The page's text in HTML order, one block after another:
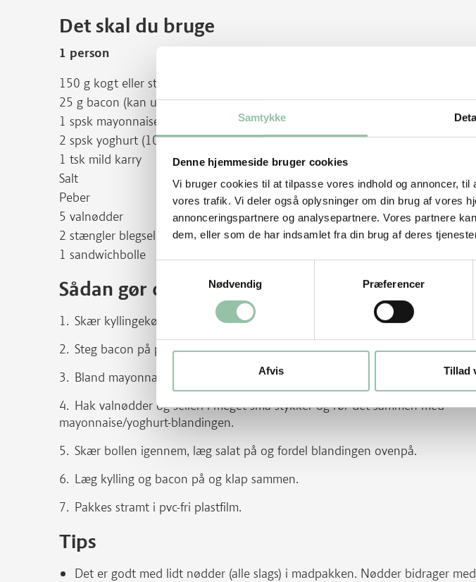
Samtykke
Denne hjemmeside bruger cookies
Vi bruger cookies til at tilpasse vores indhold og annoncer,
vores trafik. Vi deler også oplysninger om din brug af vores
annonceringspartnere og analysepartnere. Vores partnere
dem, eller som de har indsamlet fra din brug af deres
Nødvendig
Præferencer
Afvis Tillad
Det skal du bruge
1 person
150 g kogt eller stegt kylling (eller kalkun - gerne en rest)
25 g bacon (kan udelades)
1 spsk mayonnaise
2 spsk yoghurt (10%)
1 tsk mild karry
Salt
Peber
5 valnødder
2 stængler blegselleri (eller agurk)
1 sandwichbolle
Sådan gør du
Skær kyllingekødet i tynde skiver.
Steg bacon på pande og lad det dryppe af på fedtsugende papir.
Bland mayonnaise med yoghurt, karry, salt og peber.
Hak valnødder og selleri i meget små stykker og rør det sammen med
mayonnaise/yoghurt-blandingen.
Skær bollen igennem, læg salat på og fordel blandingen ovenpå.
Læg kylling og bacon på og klap sammen.
Pakkes stramt i pvc-fri plastfilm.
Tips
Det er godt med lidt nødder (alle slags) i madpakken. Nødder bidrager